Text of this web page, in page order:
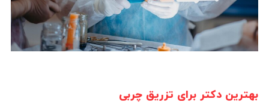
بهترین دکتر برای تزریق چربی